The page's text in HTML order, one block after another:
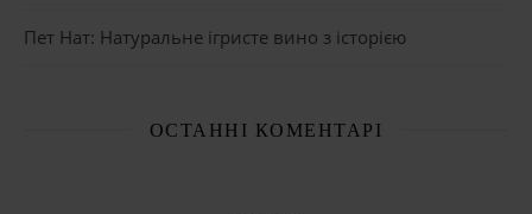
Пет Нат: Натуральне ігристе вино з історією
ОСТАННІ КОМЕНТАРІ